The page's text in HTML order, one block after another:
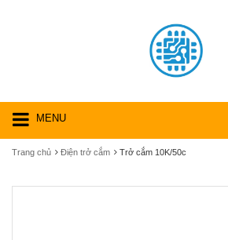
MENU
Trang chủ Điện trở cắm Trở cắm 10K/50c